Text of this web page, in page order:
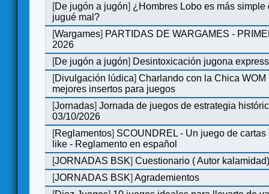
[De jugón a jugón] ¿Hombres Lobo es más simple
jugué mal?
[Wargames] PARTIDAS DE WARGAMES -
2026
[De jugón a jugón] Desintoxicación jugona express
[Divulgación lúdica]Charlando con la Chica WOM
mejores insertos para juegos
[Jornadas]Jornada de juegos de estrategia
03/10/2026
[Reglamentos] SCOUNDREL - Un juego de
like - Reglamento en español
[JORNADAS BSK]Cuestionario ( Autor
[JORNADAS BSK]Agrademientos